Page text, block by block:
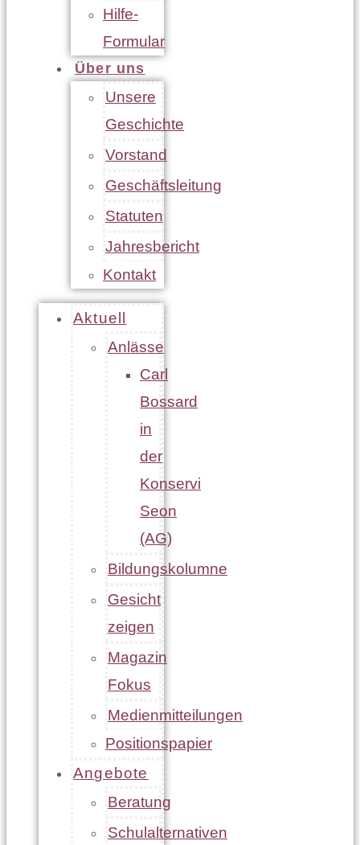
Hilfe-
Formular
Über uns
Unsere
Geschichte
Vorstand
Geschäftsleitung
Statuten
Jahresbericht
Kontakt
Aktuell
Anlässe
Carl
Bossard
in
der
Konservi
Seon
(AG)
Bildungskolumne
Gesicht
zeigen
Magazin
Fokus
Medienmitteilungen
Positionspapier
Angebote
Beratung
Schulalternativen